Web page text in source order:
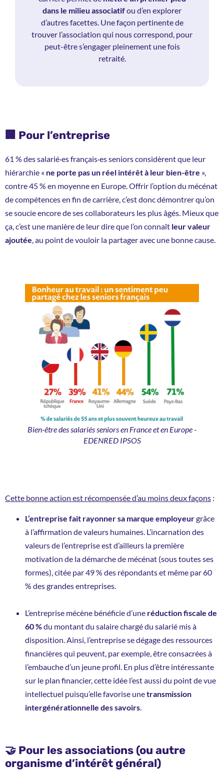
dans le milieu associatifou d’en explorer
d’autres facettes. Une façon pertinente de
trouver l’association qui nous correspond, pour
peut-être s’engager pleinement une fois
retraité.
🏢 Pour l’entreprise
61 % des salarié·es français·es seniors considèrent que leur
hiérarchie « ne porte pas un réel intérêt à leur bien-être »,
contre 45 % en moyenne en Europe. Offrir l’option du mécénat
de compétences en fin de carrière, c’est donc démontrer qu’on
se soucie encore de ses collaborateurs les plus âgés. Mieux que
ça, c’est une manière de leur dire que l’on connaît leur valeur
ajoutée, au point de vouloir la partager avec une bonne cause.
Bien-être des salariés seniors en France et en Europe -
EDENRED IPSOS
Cette bonne action est récompensée d’au moins deux façons :
L’entreprise fait rayonner sa marque employeurgrâce
à l’affirmation de valeurs humaines. L’incarnation des
valeurs de l’entreprise est d’ailleurs la première
motivation de la démarche de mécénat (sous toutes ses
formes), citée par 49 % des répondants et même par 60
% des grandes entreprises.
L’entreprise mécène bénéficie d’une réduction fiscale de
60 %du montant du salaire chargé du salarié mis à
disposition. Ainsi, l’entreprise se dégage des ressources
financières qui peuvent, par exemple, être consacrées à
l’embauche d’un jeune profil. En plus d’être intéressante
sur le plan financier, cette idée l’est aussi du point de vue
intellectuel puisqu’elle favorise unetransmission
intergénérationnelle des savoirs.
🤝 Pour les associations (ou autre
organisme d’intérêt général)